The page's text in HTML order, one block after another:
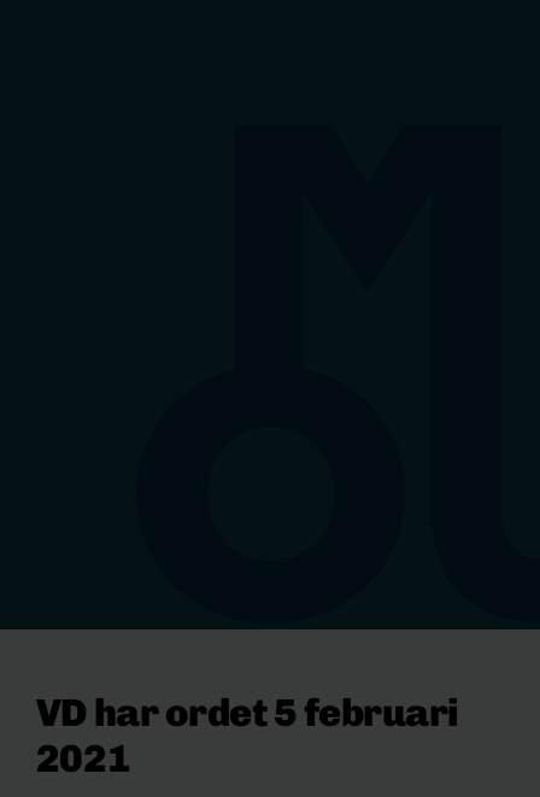
VD har ordet 5 februari
2021